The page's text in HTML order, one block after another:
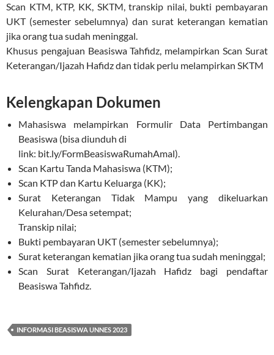
Scan KTM, KTP, KK, SKTM, transkip nilai, bukti pembayaran
UKT (semester sebelumnya) dan surat keterangan kematian
jika orang tua sudah meninggal.
Khusus pengajuan Beasiswa Tahfidz, melampirkan Scan Surat
Keterangan/Ijazah Hafidz dan tidak perlu melampirkan SKTM
Kelengkapan Dokumen
Mahasiswa melampirkan Formulir Data Pertimbangan
Beasiswa (bisa diunduh di
link: bit.ly/FormBeasiswaRumahAmal).
Scan Kartu Tanda Mahasiswa (KTM);
Scan KTP dan Kartu Keluarga (KK);
Surat Keterangan Tidak Mampu yang dikeluarkan
Kelurahan/Desa setempat;
Transkip nilai;
Bukti pembayaran UKT (semester sebelumnya);
Surat keterangan kematian jika orang tua sudah meninggal;
Scan Surat Keterangan/Ijazah Hafidz bagi pendaftar
Beasiswa Tahfidz.
INFORMASI BEASISWA UNNES 2023